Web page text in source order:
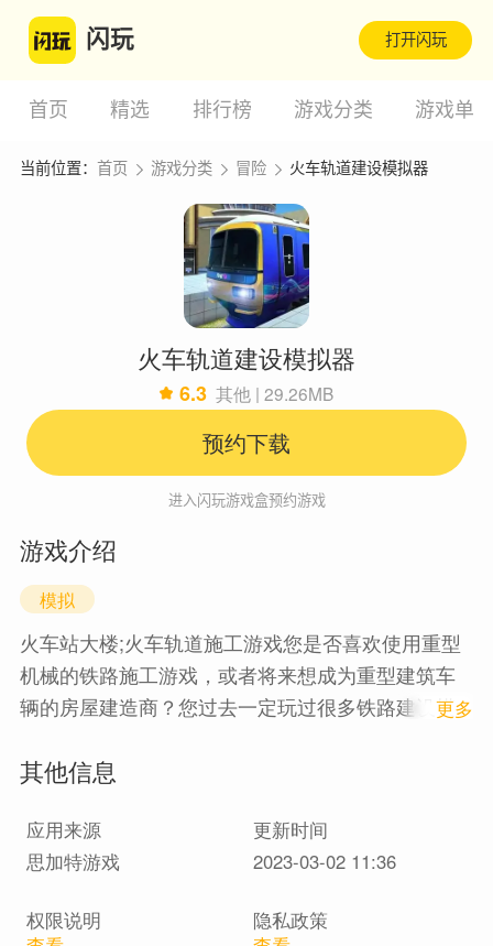
闪玩 打开闪玩
首页 精选 排行榜 游戏分类 游戏单
当前位置： 首页 游戏分类 冒险 火车轨道建设模拟器
火车轨道建设模拟器
6.3 其他 | 29.26MB
预约下载
进入闪玩游戏盒预约游戏
游戏介绍
模拟
火车站大楼;火车轨道施工游戏您是否喜欢使用重型
机械的铁路施工游戏，或者将来想成为重型建筑车
辆的房屋建造商？您过去一定玩过很多铁路建设模
站建设游戏。在此火车站建筑工地游戏中，您是十
建筑车辆来建造重型建筑零件和最佳火车站的铁路
轨道。我们为您提供重型机械，自卸车，极限叉
及房屋建筑商和火车建筑商的许多重型建筑车辆，
1 更多
其他信息
应用来源
更新时间
思加特游戏
2023-03-02 11:36
权限说明
隐私政策